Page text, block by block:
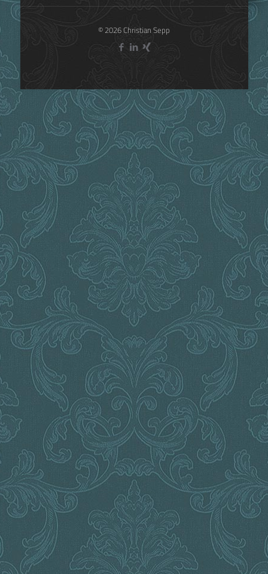
© 2026 Christian Sepp